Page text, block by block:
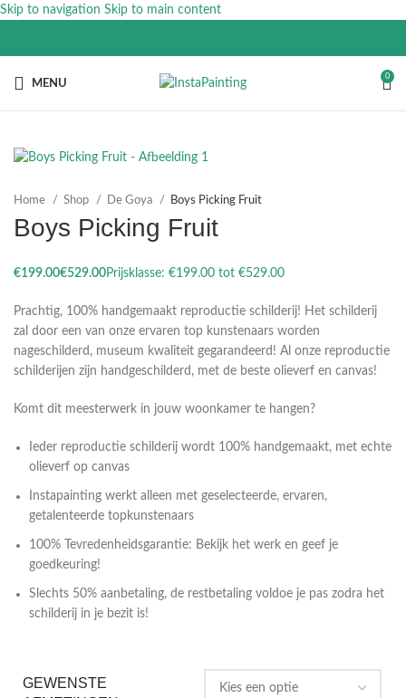
Skip to navigation Skip to main content
MENU
0
Home Shop De Goya Boys Picking Fruit
Boys Picking Fruit
€ €
Prachtig, 100% handgemaakt reproductie schilderij! Het schilderij
zal door een van onze ervaren top kunstenaars worden
nageschilderd, museum kwaliteit gegarandeerd! Al onze reproductie
schilderijen zijn handgeschilderd, met de beste olieverf en canvas!
Komt dit meesterwerk in jouw woonkamer te hangen?
Ieder reproductie schilderij wordt 100% handgemaakt, met echte
olieverf op canvas
Instapainting werkt alleen met geselecteerde, ervaren,
getalenteerde topkunstenaars
100% Tevredenheidsgarantie: Bekijk het werk en geef je
goedkeuring!
Slechts 50% aanbetaling, de restbetaling voldoe je pas zodra het
schilderij in je bezit is!
GEWENSTE